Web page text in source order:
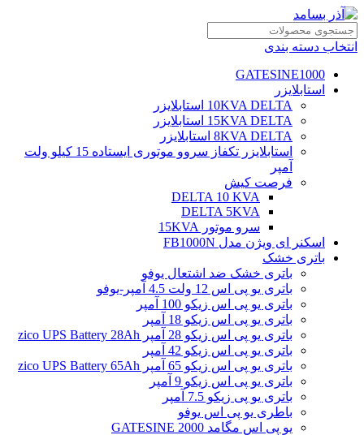
انتخاب دسته بندی
GATESINE1000
استابلایزر
10KVA DELTA استابلایزر
15KVA DELTA استابلایزر
8KVA DELTA استابلایزر
استابلایزر تکفاز سروو موتوری ایستاده 15 کیلو ولت
آمپر
فرصت کیش
DELTA 10 KVA
DELTA 5KVA
سرو موتور 15KVA
اسکنر ای ویژن مدل FB1000N
باتری خشک
باتری خشک ضد اشتعال یوفو
باتری یو پی اس 12 ولت 4.5 آمپر-یوفو
باتری یو پی اس زیکو 100 آمپر
باتری یو پی اس زیکو 18 آمپر
باتری یو پی اس زیکو 28 آمپر zico UPS Battery 28Ah
باتری یو پی اس زیکو 42 آمپر
باتری یو پی اس زیکو 65 آمپر zico UPS Battery 65Ah
باتری یو پی اس زیکو 9 آمپر
باتری یو پی زیکو 7.5 آمپر
باطری یو پی اس یوفو
یو پی اس مگامد GATESINE 2000